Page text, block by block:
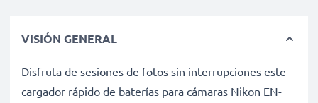
VISIÓN GENERAL
Disfruta de sesiones de fotos sin interrupciones este
cargador rápido de baterías para cámaras Nikon EN-